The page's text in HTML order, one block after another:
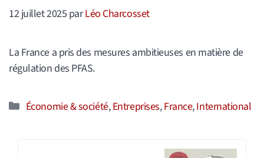
12 juillet 2025 parLéo Charcosset
La France a pris des mesures ambitieuses en matière de
régulation des PFAS.
Catégories
Économie & société,Entreprises,France,International